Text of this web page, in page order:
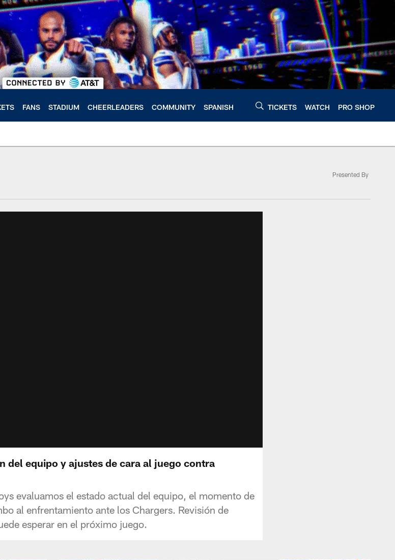
FANS STADIUM CHEERLEADERS COMMUNITY SPANISH TICKETS WATCH PRO SHOP
Presented By
del equipo y ajustes de cara al juego contra
evaluamos el estado actual del equipo, el momento de
al enfrentamiento ante los Chargers. Revisión de
esperar en el próximo juego.